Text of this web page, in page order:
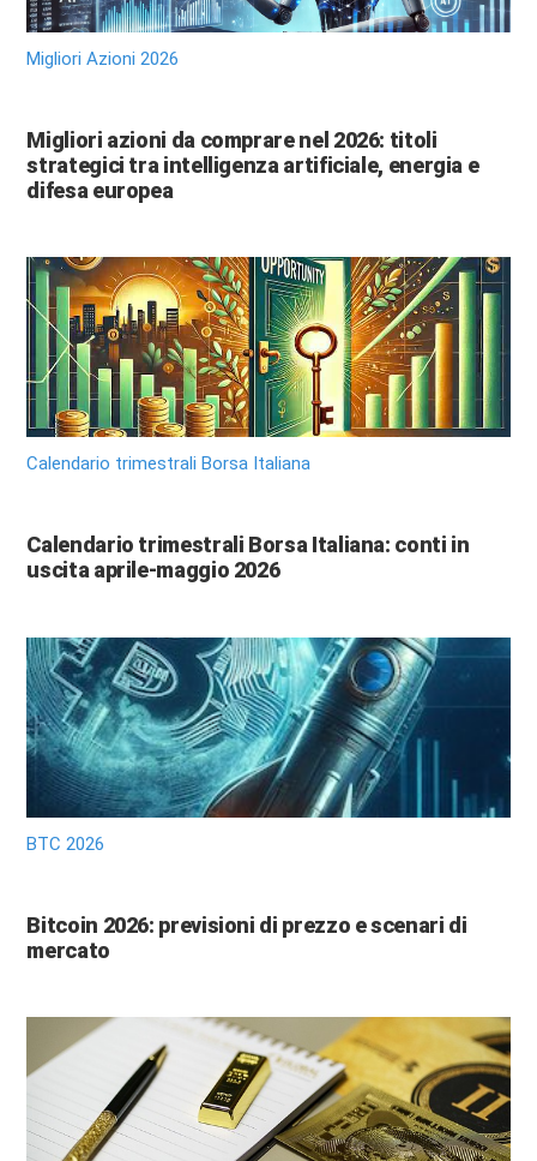
Migliori Azioni 2026
Migliori azioni da comprare nel 2026: titoli
strategici tra intelligenza artificiale, energia e
difesa europea
Calendario trimestrali Borsa Italiana
Calendario trimestrali Borsa Italiana: conti in
uscita aprile-maggio 2026
BTC 2026
Bitcoin 2026: previsioni di prezzo e scenari di
mercato